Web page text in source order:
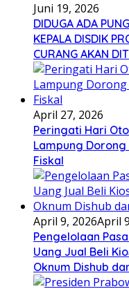
Juni 19, 2026
DIDUGA ADA
KEPALA DISDIK
CURANG AKAN
April 27, 2026
Peringati Hari
Lampung
Fiskal
April 9, 2026April
Pengelolaan
Uang Jual Beli
Oknum Dishub